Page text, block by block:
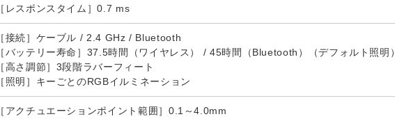
［レスポンスタイム］0.7 ms
［接続］ケーブル / 2.4 GHz / Bluetooth
［バッテリー寿命］37.5時間（ワイヤレス） / 45時間（Bluetooth）（デフォルト照明
［高さ調節］3段階ラバーフィート
［照明］キーごとのRGBイルミネーション
［アクチュエーションポイント範囲］0.1～4.0mm